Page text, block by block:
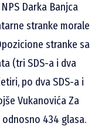
Darka Banjca
stranke morale
stranke sa
(tri SDS-a i dva
po dva SDS-a i
Vukanovića Za
434 glasa.